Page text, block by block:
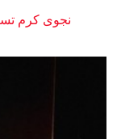
نجوى كرم